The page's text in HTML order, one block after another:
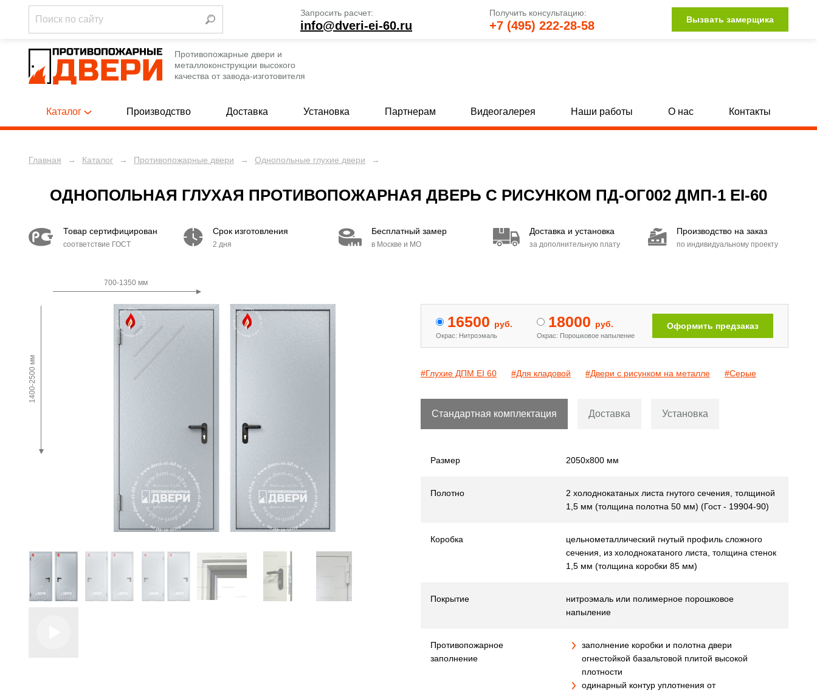
Запросить расчет:
info@dveri-ei-60.ru
Получить консультацию:
+7 (495) 222-28-58 Вызвать замерщика
Противопожарные двери и
металлоконструкции высокого
качества от завода-изготовителя
Каталог
ПРОТИВОПОЖАРНЫЕ ДВЕРИ [788]
ПРОТИВОПОЖАРНЫЕ ЛЮКИ [12]
ТЕХНИЧЕСКИЕ ДВЕРИ
Однопольные глухие двери [69]
Двупольные двери со стеклом Двупольные глухие двери с МДФ
Однопольные двери с МДФ и стеклом Двери с вентиляцией [49] Двери со стыковочным узлом
Производство Доставка Установка Партнерам Видеогалерея Наши работы О нас Контакты
Главная → Каталог → Противопожарные двери → Однопольные глухие двери →
ОДНОПОЛЬНАЯ ГЛУХАЯ ПРОТИВОПОЖАРНАЯ ДВЕРЬ С РИСУНКОМ ПД-ОГ002 ДМП-1 EI-60
Товар сертифицирован
соответствие ГОСТ
Срок изготовления
2 дня
Бесплатный замер
в Москве и МО
Доставка и установка
за дополнительную плату
Производство на заказ
по индивидуальному проекту
700-1350 мм
1400-2500 мм
16500 руб.
Окрас: Нитроэмаль
18000 руб.
Окрас: Порошковое напыление
Оформить предзаказ
#Глухие ДПМ EI 60 #Для кладовой #Двери с рисунком на металле #Серые
Стандартная комплектация Доставка Установка
Размер 2050х800 мм
Полотно
2 холоднокатаных листа гнутого сечения, толщиной
1,5 мм (толщина полотна 50 мм) (Гост - 19904-90)
Коробка
цельнометаллический гнутый профиль сложного
сечения, из холоднокатаного листа, толщина стенок
1,5 мм (толщина коробки 85 мм)
Покрытие
нитроэмаль или полимерное порошковое
напыление
Противопожарное
заполнение
заполнение коробки и полотна двери
огнестойкой базальтовой плитой высокой
плотности
одинарный контур уплотнения от